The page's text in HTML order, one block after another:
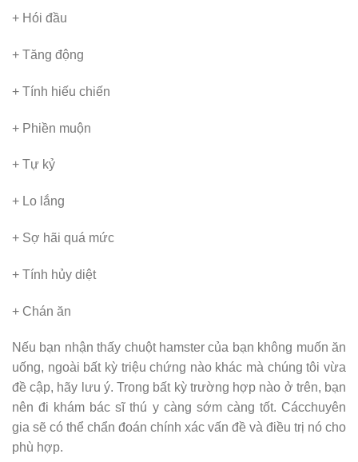
+ Hói đầu
+ Tăng động
+ Tính hiếu chiến
+ Phiền muộn
+ Tự kỷ
+ Lo lắng
+ Sợ hãi quá mức
+ Tính hủy diệt
+ Chán ăn
Nếu bạn nhận thấy chuột hamster của bạn không muốn ăn
uống, ngoài bất kỳ triệu chứng nào khác mà chúng tôi vừa
đề cập, hãy lưu ý. Trong bất kỳ trường hợp nào ở trên, bạn
nên đi khám bác sĩ thú y càng sớm càng tốt. Cácchuyên
gia sẽ có thể chẩn đoán chính xác vấn đề và điều trị nó cho
phù hợp.